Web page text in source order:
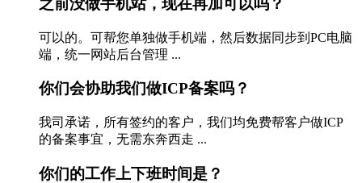
之前没做手机站，现在再加可以吗？
可以的。可帮您单独做手机端，然后数据同步到PC电脑
端，统一网站后台管理 ...
你们会协助我们做ICP备案吗？
我司承诺，所有签约的客户，我们均免费帮客户做ICP
的备案事宜，无需东奔西走 ...
你们的工作上下班时间是？